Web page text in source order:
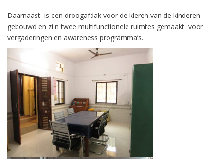
Daarnaast is een droogafdak voor de kleren van de kinderen
gebouwd en zijn twee multifunctionele ruimtes gemaakt voor
vergaderingen en awareness programma’s.